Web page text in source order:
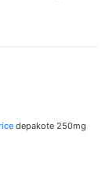
depakote 250mg